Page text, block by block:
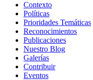
Contexto
Políticas
Prioridades Temáticas
Reconocimientos
Publicaciones
Nuestro Blog
Galerías
Contribuir
Eventos